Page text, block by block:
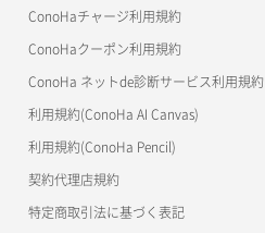
美雲このは徹底ガイド
ConoHaチャージ利用規約
ConoHaクーポン利用規約
ConoHa ネットde診断サービス利用規約
利用規約(ConoHa AI Canvas)
利用規約(ConoHa Pencil)
契約代理店規約
特定商取引法に基づく表記